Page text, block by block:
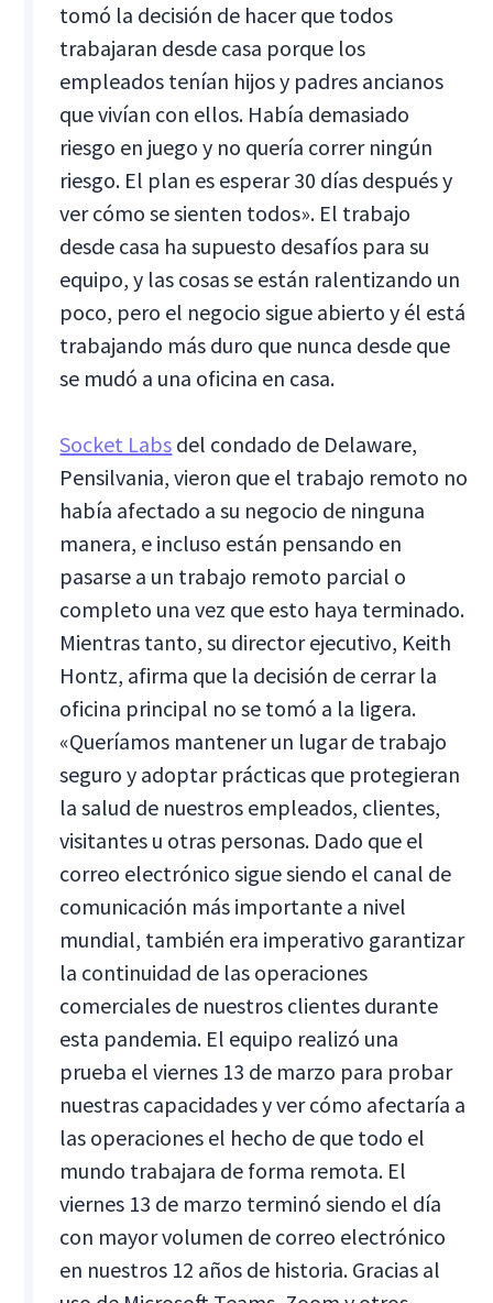
tomó la decisión de hacer que todos
trabajaran desde casa porque los
empleados tenían hijos y padres ancianos
que vivían con ellos. Había demasiado
riesgo en juego y no quería correr ningún
riesgo. El plan es esperar 30 días después y
ver cómo se sienten todos». El trabajo
desde casa ha supuesto desafíos para su
equipo, y las cosas se están ralentizando un
poco, pero el negocio sigue abierto y él está
trabajando más duro que nunca desde que
se mudó a una oficina en casa.
Socket Labs del condado de Delaware,
Pensilvania, vieron que el trabajo remoto no
había afectado a su negocio de ninguna
manera, e incluso están pensando en
pasarse a un trabajo remoto parcial o
completo una vez que esto haya terminado.
Mientras tanto, su director ejecutivo, Keith
Hontz, afirma que la decisión de cerrar la
oficina principal no se tomó a la ligera.
«Queríamos mantener un lugar de trabajo
seguro y adoptar prácticas que protegieran
la salud de nuestros empleados, clientes,
visitantes u otras personas. Dado que el
correo electrónico sigue siendo el canal de
comunicación más importante a nivel
mundial, también era imperativo garantizar
la continuidad de las operaciones
comerciales de nuestros clientes durante
esta pandemia. El equipo realizó una
prueba el viernes 13 de marzo para probar
nuestras capacidades y ver cómo afectaría a
las operaciones el hecho de que todo el
mundo trabajara de forma remota. El
viernes 13 de marzo terminó siendo el día
con mayor volumen de correo electrónico
en nuestros 12 años de historia. Gracias al